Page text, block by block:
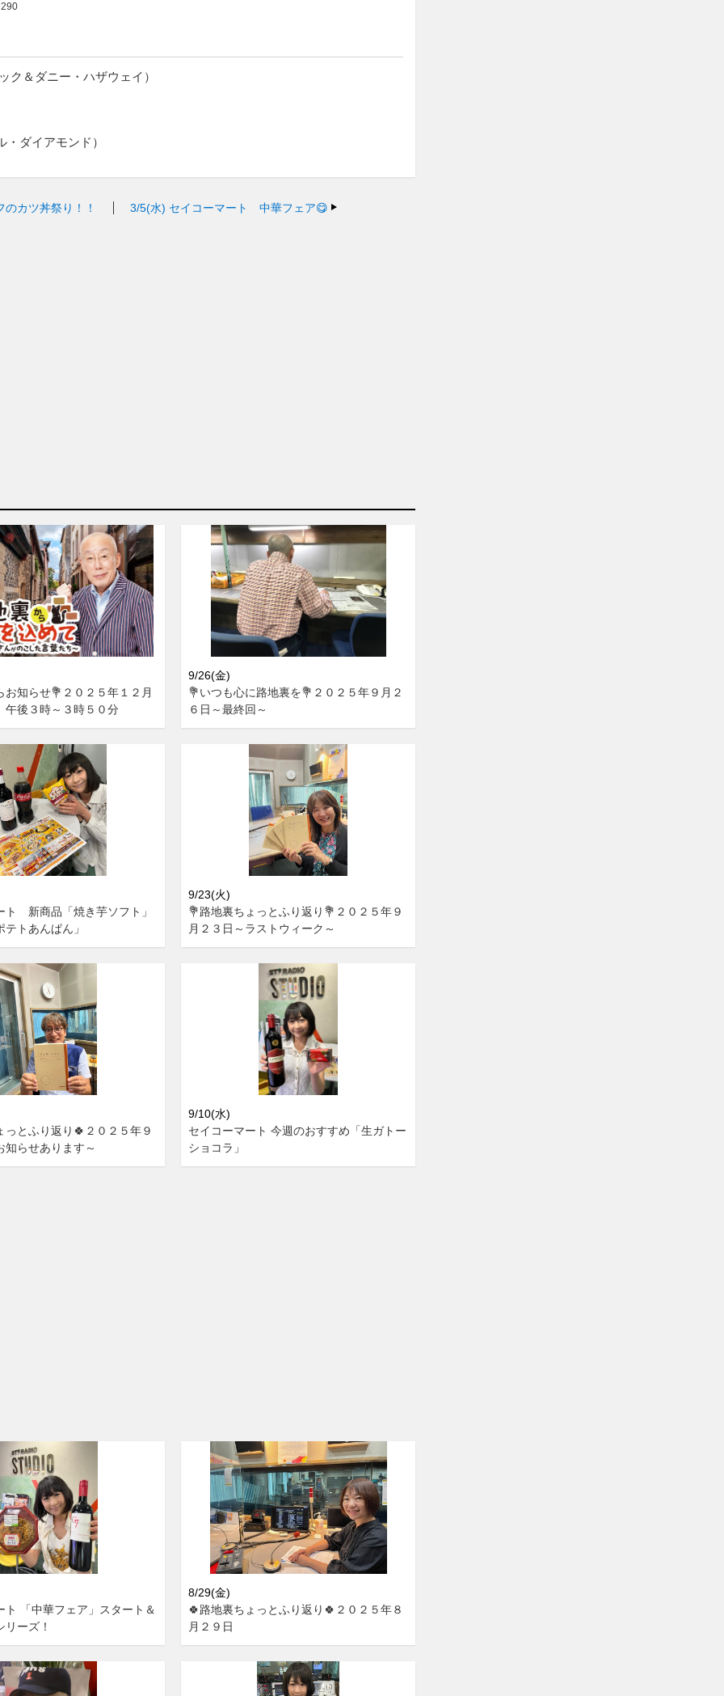
ク＆ダニー・ハザウェイ）
ダイアモンド）
カツ丼祭り！！ 3/5(水) セイコーマート 中華フェア😋
お知らせ💐２０２５年１２月
午後３時～３時５０分
9/26(金)
💐いつも心に路地裏を💐２０２５年９月２
６日～最終回～
ト 新商品「焼き芋ソフト」
トあんぱん」
9/23(火)
💐路地裏ちょっとふり返り💐２０２５年９
月２３日～ラストウィーク～
っとふり返り🍀２０２５年９
知らせあります～
9/10(水)
セイコーマート 今週のおすすめ「生ガトー
ショコラ」
ト 「中華フェア」スタート＆
ーズ！
8/29(金)
🍀路地裏ちょっとふり返り🍀２０２５年８
月２９日